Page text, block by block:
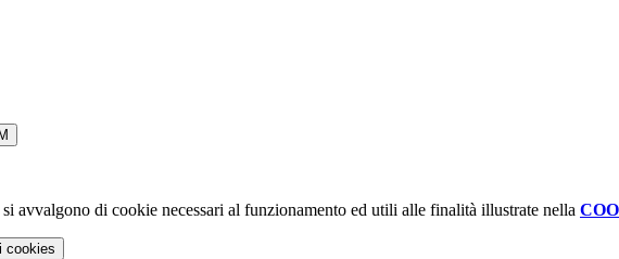
avvalgono di cookie necessari al funzionamento ed utili alle finalità illustrate nella
i cookies